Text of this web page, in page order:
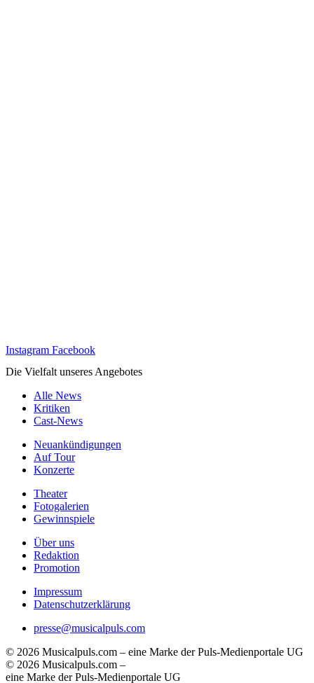
Instagram Facebook
Die Vielfalt unseres Angebotes
Alle News
Kritiken
Cast-News
Neuankündigungen
Auf Tour
Konzerte
Theater
Fotogalerien
Gewinnspiele
Über uns
Redaktion
Promotion
Impressum
Datenschutzerklärung
presse@musicalpuls.com
© 2026 Musicalpuls.com – eine Marke der Puls-Medienportale UG
© 2026 Musicalpuls.com –
eine Marke der Puls-Medienportale UG